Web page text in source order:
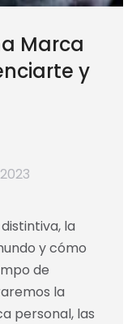
Marca
y
la
y cómo
de
la
personal, las